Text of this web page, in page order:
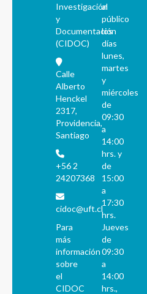
Investigación
y
Documentación
(CIDOC)
Calle
Alberto
Henckel
2317,
Providencia,
Santiago
+56 2
24207368
cidoc@uft.cl
Para
más
información
sobre
el
CIDOC
al
público
los
días
lunes,
martes
y
miércoles
de
09:30
a
14:00
hrs. y
de
15:00
a
17:30
hrs.
Jueves
de
09:30
a
14:00
hrs.,